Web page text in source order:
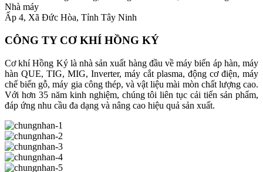
Nhà máy
Ấp 4, Xã Đức Hòa, Tỉnh Tây Ninh
CÔNG TY CƠ KHÍ HỒNG KÝ
Cơ khí Hồng Ký là nhà sản xuất hàng đầu về máy biến áp hàn, máy
hàn QUE, TIG, MIG, Inverter, máy cắt plasma, động cơ điện, máy
chế biến gỗ, máy gia công thép, và vật liệu mài mòn chất lượng cao.
Với hơn 35 năm kinh nghiệm, chúng tôi liên tục cải tiến sản phẩm,
đáp ứng nhu cầu đa dạng và nâng cao hiệu quả sản xuất.